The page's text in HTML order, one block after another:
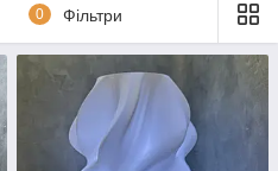
0 Фільтри